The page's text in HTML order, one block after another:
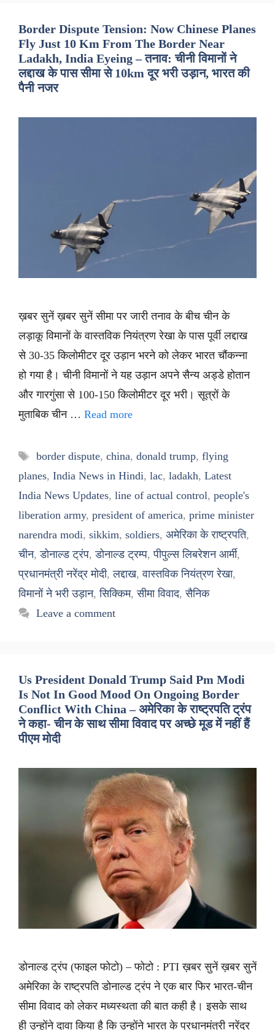
Border Dispute Tension: Now Chinese Planes
Fly Just 10 Km From The Border Near
Ladakh, India Eyeing – तनाव: चीनी विमानों ने
लद्दाख के पास सीमा से 10km दूर भरी उड़ान, भारत की
पैनी नजर
ख़बर सुनें ख़बर सुनें सीमा पर जारी तनाव के बीच चीन के
लड़ाकू विमानों के वास्तविक नियंत्रण रेखा के पास पूर्वी लद्दाख
से 30-35 किलोमीटर दूर उड़ान भरने को लेकर भारत चौंकन्ना
हो गया है। चीनी विमानों ने यह उड़ान अपने सैन्य अड्डे होतान
और गारगुंसा से 100-150 किलोमीटर दूर भरी। सूत्रों के
मुताबिक चीन … Read more
Tags
border dispute, china, donald trump, flying
planes, India News in Hindi, lac, ladakh, Latest
India News Updates, line of actual control, people's
liberation army, president of america, prime minister
narendra modi, sikkim, soldiers, अमेरिका के राष्ट्रपति,
चीन,डोनाल्ड ट्रंप,डोनाल्ड ट्रम्प,पीपुल्स लिबरेशन आर्मी,
प्रधानमंत्री नरेंद्र मोदी,लद्दाख,वास्तविक नियंत्रण रेखा,
विमानों ने भरी उड़ान,सिक्किम,सीमा विवाद,सैनिक
Leave a comment
Us President Donald Trump Said Pm Modi
Is Not In Good Mood On Ongoing Border
Conflict With China – अमेरिका के राष्ट्रपति ट्रंप
ने कहा- चीन के साथ सीमा विवाद पर अच्छे मूड में नहीं हैं
पीएम मोदी
डोनाल्ड ट्रंप (फाइल फोटो) – फोटो : PTI ख़बर सुनें ख़बर सुनें
अमेरिका के राष्ट्रपति डोनाल्ड ट्रंप ने एक बार फिर भारत-चीन
सीमा विवाद को लेकर मध्यस्थता की बात कही है। इसके साथ
ही उन्होंने दावा किया है कि उन्होंने भारत के प्रधानमंत्री नरेंद्र